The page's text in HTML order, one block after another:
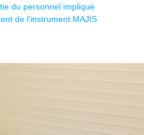
du personnel impliqué
de l'instrument MAJIS